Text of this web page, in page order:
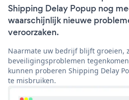
Shipping Delay Popup nog
waarschijnlijk nieuwe
veroorzaken.
Naarmate uw bedrijf blijft groeien,
beveiligingsproblemen
kunnen proberen Shipping Delay
te misbruiken.